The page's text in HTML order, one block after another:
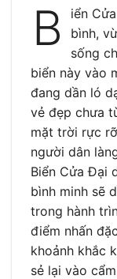
B
iển
bình,
sống
biển này vào
đang dần ló
vẻ đẹp chưa
mặt trời rực
người dân
Biển Cửa Đại
bình minh sẽ
trong hành
điểm nhấn
khoảnh khắc
sẻ lại vào